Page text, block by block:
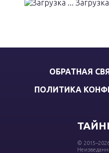
ОБРАТНАЯ
ПОЛИТИКА
©